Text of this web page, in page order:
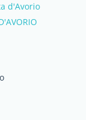
d'Avorio